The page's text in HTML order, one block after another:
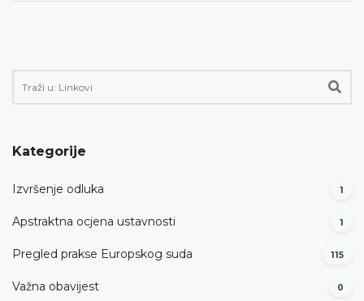
Kategorije
Izvršenje odluka 1
Apstraktna ocjena ustavnosti 1
Pregled prakse Europskog suda 115
Važna obavijest 0